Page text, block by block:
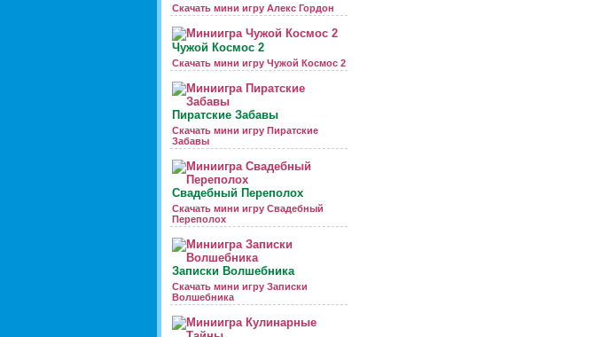
Скачать мини игру Алекс Гордон
Чужой Космос 2
Скачать мини игру Чужой Космос 2
Пиратские Забавы
Скачать мини игру Пиратские
Забавы
Свадебный Переполох
Скачать мини игру Свадебный
Переполох
Записки Волшебника
Скачать мини игру Записки
Волшебника